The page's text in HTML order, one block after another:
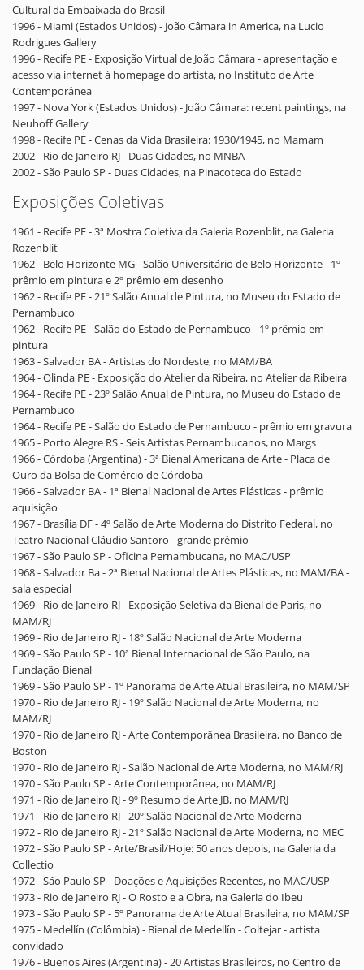
Cultural da Embaixada do Brasil
1996 - Miami (Estados Unidos) - João Câmara in America, na Lucio
Rodrigues Gallery
1996 - Recife PE - Exposição Virtual de João Câmara - apresentação e
acesso via internet à homepage do artista, no Instituto de Arte
Contemporânea
1997 - Nova York (Estados Unidos) - João Câmara: recent paintings, na
Neuhoff Gallery
1998 - Recife PE - Cenas da Vida Brasileira: 1930/1945, no Mamam
2002 - Rio de Janeiro RJ - Duas Cidades, no MNBA
2002 - São Paulo SP - Duas Cidades, na Pinacoteca do Estado
Exposições Coletivas
1961 - Recife PE - 3ª Mostra Coletiva da Galeria Rozenblit, na Galeria
Rozenblit
1962 - Belo Horizonte MG - Salão Universitário de Belo Horizonte - 1º
prêmio em pintura e 2º prêmio em desenho
1962 - Recife PE - 21º Salão Anual de Pintura, no Museu do Estado de
Pernambuco
1962 - Recife PE - Salão do Estado de Pernambuco - 1º prêmio em
pintura
1963 - Salvador BA - Artistas do Nordeste, no MAM/BA
1964 - Olinda PE - Exposição do Atelier da Ribeira, no Atelier da Ribeira
1964 - Recife PE - 23º Salão Anual de Pintura, no Museu do Estado de
Pernambuco
1964 - Recife PE - Salão do Estado de Pernambuco - prêmio em gravura
1965 - Porto Alegre RS - Seis Artistas Pernambucanos, no Margs
1966 - Córdoba (Argentina) - 3ª Bienal Americana de Arte - Placa de
Ouro da Bolsa de Comércio de Córdoba
1966 - Salvador BA - 1ª Bienal Nacional de Artes Plásticas - prêmio
aquisição
1967 - Brasília DF - 4º Salão de Arte Moderna do Distrito Federal, no
Teatro Nacional Cláudio Santoro - grande prêmio
1967 - São Paulo SP - Oficina Pernambucana, no MAC/USP
1968 - Salvador Ba - 2ª Bienal Nacional de Artes Plásticas, no MAM/BA -
sala especial
1969 - Rio de Janeiro RJ - Exposição Seletiva da Bienal de Paris, no
MAM/RJ
1969 - Rio de Janeiro RJ - 18º Salão Nacional de Arte Moderna
1969 - São Paulo SP - 10ª Bienal Internacional de São Paulo, na
Fundação Bienal
1969 - São Paulo SP - 1º Panorama de Arte Atual Brasileira, no MAM/SP
1970 - Rio de Janeiro RJ - 19º Salão Nacional de Arte Moderna, no
MAM/RJ
1970 - Rio de Janeiro RJ - Arte Contemporânea Brasileira, no Banco de
Boston
1970 - Rio de Janeiro RJ - Salão Nacional de Arte Moderna, no MAM/RJ
1970 - São Paulo SP - Arte Contemporânea, no MAM/RJ
1971 - Rio de Janeiro RJ - 9º Resumo de Arte JB, no MAM/RJ
1971 - Rio de Janeiro RJ - 20º Salão Nacional de Arte Moderna
1972 - Rio de Janeiro RJ - 21º Salão Nacional de Arte Moderna, no MEC
1972 - São Paulo SP - Arte/Brasil/Hoje: 50 anos depois, na Galeria da
Collectio
1972 - São Paulo SP - Doações e Aquisições Recentes, no MAC/USP
1973 - Rio de Janeiro RJ - O Rosto e a Obra, na Galeria do Ibeu
1973 - São Paulo SP - 5º Panorama de Arte Atual Brasileira, no MAM/SP
1975 - Medellín (Colômbia) - Bienal de Medellín - Coltejar - artista
convidado
1976 - Buenos Aires (Argentina) - 20 Artistas Brasileiros, no Centro de